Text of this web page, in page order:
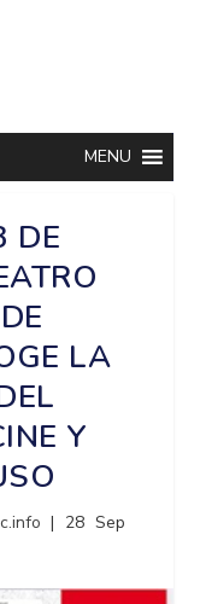
MENU
DE
LA
Y
| 28 Sep